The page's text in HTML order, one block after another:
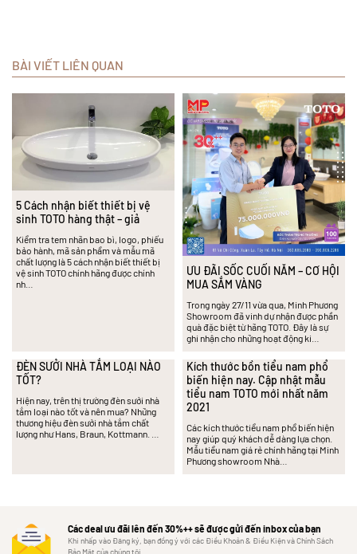
BÀI VIẾT LIÊN QUAN
5 Cách nhận biết thiết bị vệ
sinh TOTO hàng thật – giả
Kiểm tra tem nhãn bao bì, logo, phiếu
bảo hành, mã sản phẩm và mẫu mã
chất lượng là 5 cách nhận biết thiết bị
vệ sinh TOTO chính hãng được chính
nh…
ƯU ĐÃI SỐC CUỐI NĂM – CƠ HỘI
MUA SẮM VÀNG
Trong ngày 27/11 vừa qua, Minh Phương
Showroom đã vinh dự nhận được phần
quà đặc biệt từ hãng TOTO. Đây là sự
ghi nhận cho những hoạt động ki…
ĐÈN SƯỞI NHÀ TẮM LOẠI NÀO
TỐT?
Hiện nay, trên thị trường đèn sưởi nhà
tắm loại nào tốt và nên mua? Những
thương hiệu đèn sưởi nhà tắm chất
lượng như Hans, Braun, Kottmann. …
Kích thước bồn tiểu nam phổ
biến hiện nay. Cập nhật mẫu
tiểu nam TOTO mới nhất năm
2021
Các kích thước tiểu nam phổ biến hiện
nay giúp quý khách dễ dàng lựa chọn.
Mẫu tiểu nam giá rẻ chính hãng tại Minh
Phương showroom Nhà…
Các deal ưu đãi lên đến 30%++ sẽ được gửi đến inbox của bạn
Khi nhấp vào Đăng ký, bạn đồng ý với các Điều Khoản & Điều Kiện và Chính Sách
Bảo Mật của chúng tôi